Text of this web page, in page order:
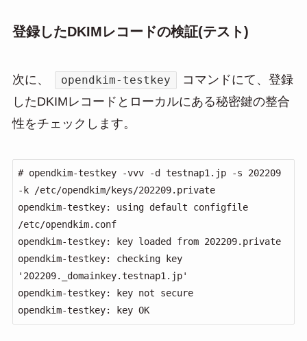
登録したDKIMレコードの検証(テスト)
次に、 opendkim-testkey
コマンドにて、登録
したDKIMレコードとローカルにある秘密鍵の整合
性をチェックします。
# opendkim-testkey -vvv -d testnap1.jp -s 202209
-k /etc/opendkim/keys/202209.private
opendkim-testkey: using default configfile
/etc/opendkim.conf
opendkim-testkey: key loaded from 202209.private
opendkim-testkey: checking key
'202209._domainkey.testnap1.jp'
opendkim-testkey: key not secure
opendkim-testkey: key OK